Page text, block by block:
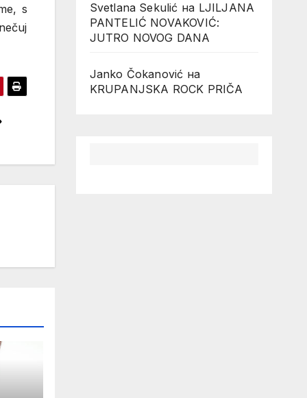
s
Svetlana Sekulić на LJILJANA
PANTELIĆ NOVAKOVIĆ:
JUTRO NOVOG DANA
Janko Čokanović на
KRUPANJSKA ROCK PRIČA